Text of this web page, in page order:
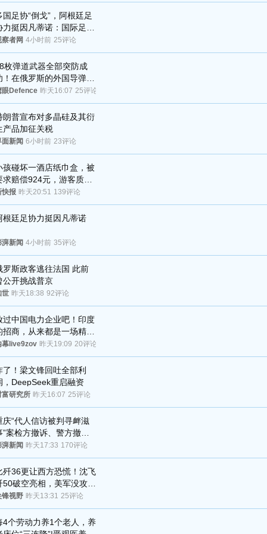
国足协“倒戈”，阿根廷足
力挺因凡蒂诺：国际足联
后应继续在其领导下前行
察者网 4小时前 25评论
枚弹道武器全部突防成
！在俄罗斯的外国导弹发
车都是合法打击目标
眼Defence 昨天16:07 25评论
朗普宣布对多晶硅及其衍
产品加征关税
面新闻 6小时前 23评论
孩碰坏一酒店纸巾盒，被
求赔偿924元，游客质疑
店房客物品超高标价，市
部门：不违规
快报 昨天20:51 139评论
根廷足协力挺因凡蒂诺
湃新闻 4小时前 35评论
罗斯政客逃往法国 此前
公开挑战普京
世 昨天18:38 92评论
过中国电力企业吧！印度
招商，从来都是一场精准
割
幕live9zov 昨天19:09 20评论
了！梁文锋回吐全部利
，DeepSeek重启融资
富研究所 昨天16:07 25评论
庆“代人信访被判寻衅滋
”案检方撤诉、警方撤
，两被告人获国赔
湃新闻 昨天17:33 170评论
歼36更让西方恐慌！沈飞
50破空亮相，美军没攻克
技术被拿下
锋视野 昨天13:31 25评论
4个劳动力养1个老人，养